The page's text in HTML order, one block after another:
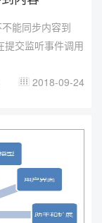
能同步内容到
交监听事件调用
 2018-09-24